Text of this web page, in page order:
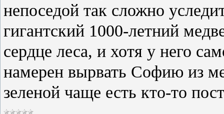
непоседой так сложно
гигантский 1000-летний
сердце леса, и хотя у него
намерен вырвать Софию из
зеленой чаще есть кто-то